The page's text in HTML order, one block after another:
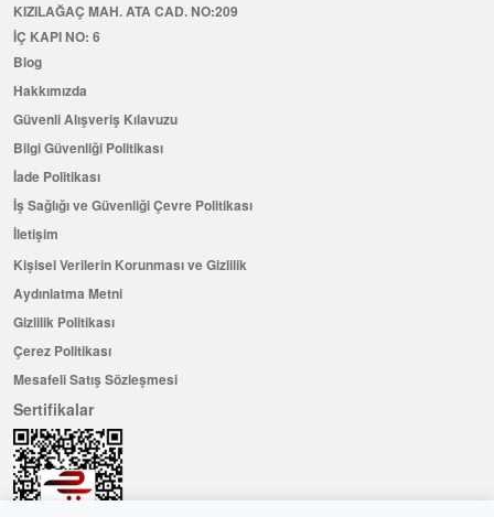
KIZILAĞAÇ MAH. ATA CAD. NO:209
İÇ KAPI NO: 6
Blog
Hakkımızda
Güvenli Alışveriş Kılavuzu
Bilgi Güvenliği Politikası
İade Politikası
İş Sağlığı ve Güvenliği Çevre Politikası
İletişim
Kişisel Verilerin Korunması ve Gizlilik
Aydınlatma Metni
Gizlilik Politikası
Çerez Politikası
Mesafeli Satış Sözleşmesi
Sertifikalar